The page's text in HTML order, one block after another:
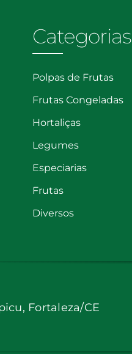
Categorias
Polpas de Frutas
Frutas Congeladas
Hortaliças
Legumes
Especiarias
Frutas
Diversos
Fortaleza/CE